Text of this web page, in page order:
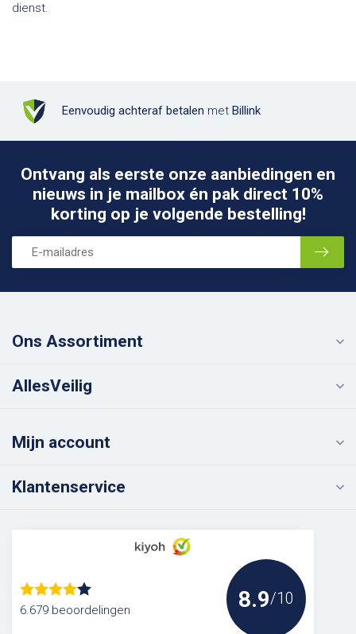
dienst.
Eenvoudig achteraf betalen met Billink
Ontvang als eerste onze aanbiedingen en
nieuws in je mailbox én pak direct 10%
korting op je volgende bestelling!
Ons Assortiment
AllesVeilig
Mijn account
Klantenservice
6.679 beoordelingen 8.9/10